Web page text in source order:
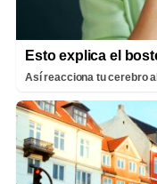
Esto explica el
Así reacciona tu cerebro